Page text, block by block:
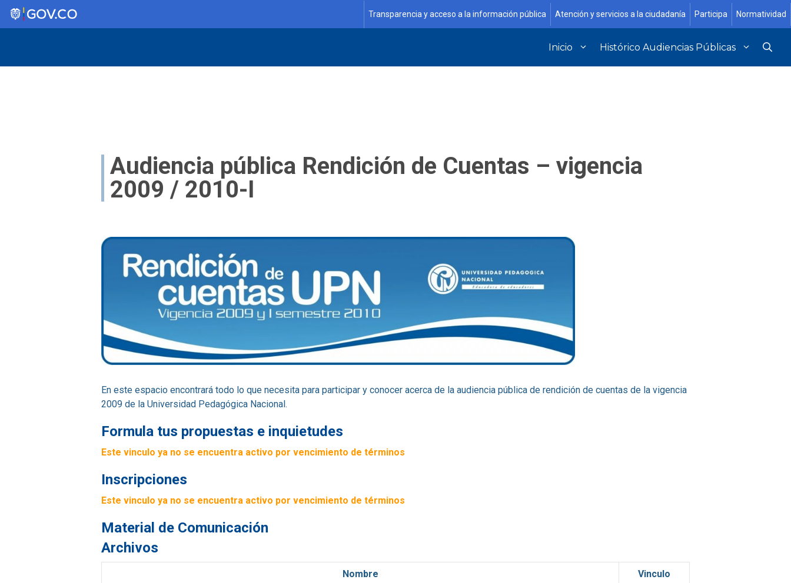
Saltar
Transparencia y acceso a la información pública Atención y servicios a la ciudadanía Participa Normatividad
Inicio Histórico Audiencias Públicas
Audiencia pública Rendición de Cuentas – vigencia
2009 / 2010-I
En este espacio encontrará todo lo que necesita para participar y conocer acerca de la audiencia pública de rendición de cuentas de la vigencia
2009 de la Universidad Pedagógica Nacional.
Formula tus propuestas e inquietudes
Este vinculo ya no se encuentra activo por vencimiento de términos
Inscripciones
Este vinculo ya no se encuentra activo por vencimiento de términos
Material de Comunicación
Archivos
Nombre Vinculo